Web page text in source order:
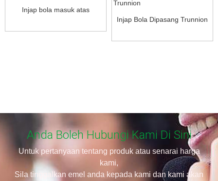
Injap bola masuk atas
Injap Bola Dipasang Trunnion
Anda Boleh Hubungi Kami Di Sini
Untuk pertanyaan tentang produk atau senarai harga
kami,
Sila tinggalkan emel anda kepada kami dan kami akan